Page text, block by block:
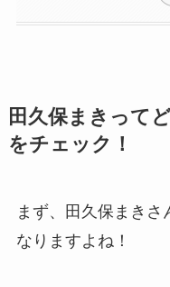
田久保まきって
をチェック！
まず、田久保まき
なりますよね！